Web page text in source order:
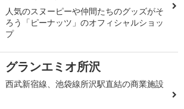
人気のスヌーピーや仲間たちのグッズがそ
ろう「ピーナッツ」のオフィシャルショッ
プ
グランエミオ所沢
西武新宿線、池袋線所沢駅直結の商業施設